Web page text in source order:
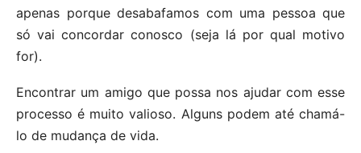
apenas porque desabafamos com uma pessoa que
só vai concordar conosco (seja lá por qual motivo
for).
Encontrar um amigo que possa nos ajudar com esse
processo é muito valioso. Alguns podem até chamá-
lo de mudança de vida.